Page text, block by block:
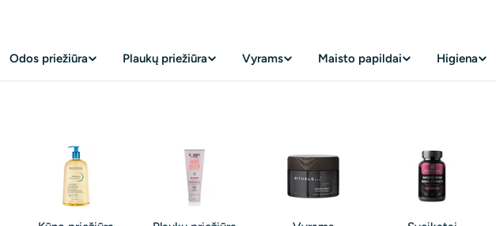
Odos priežiūra Plaukų priežiūra Vyrams Maisto papildai Higiena